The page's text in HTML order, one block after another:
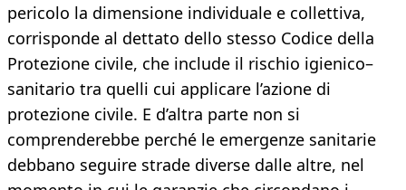
pericolo la dimensione individuale e collettiva,
corrisponde al dettato dello stesso Codice della
Protezione civile, che include il rischio igienico–
sanitario tra quelli cui applicare l’azione di
protezione civile. E d’altra parte non si
comprenderebbe perché le emergenze sanitarie
debbano seguire strade diverse dalle altre, nel